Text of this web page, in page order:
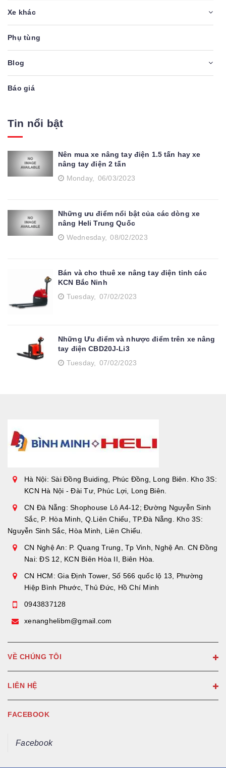
Xe khác
Phụ tùng
Blog
Báo giá
Tin nổi bật
Nên mua xe nâng tay điện 1.5 tấn hay xe
nâng tay điện 2 tấn
Monday, 06/03/2023
Những ưu điểm nổi bật của các dòng xe
nâng Heli Trung Quốc
Wednesday, 08/02/2023
Bán và cho thuê xe nâng tay điện tỉnh các
KCN Bắc Ninh
Tuesday, 07/02/2023
Những Ưu điểm và nhược điểm trên xe nâng
tay điện CBD20J-Li3
Tuesday, 07/02/2023
Hà Nội: Sài Đồng Buiding, Phúc Đồng, Long Biên. Kho 3S:
KCN Hà Nội - Đài Tư, Phúc Lợi, Long Biên.
CN Đà Nẵng: Shophouse Lô A4-12; Đường Nguyễn Sinh
Sắc, P. Hòa Minh, Q.Liên Chiểu, TP.Đà Nẵng. Kho 3S:
Nguyễn Sinh Sắc, Hòa Minh, Liên Chiểu.
CN Nghệ An: P. Quang Trung, Tp Vinh, Nghệ An. CN Đồng
Nai: ĐS 12, KCN Biên Hòa II, Biên Hòa.
CN HCM: Gia Định Tower, Số 566 quốc lộ 13, Phường
Hiệp Bình Phước, Thủ Đức, Hồ Chí Minh
0943837128
xenanghelibm@gmail.com
VỀ CHÚNG TÔI
LIÊN HỆ
FACEBOOK
Facebook